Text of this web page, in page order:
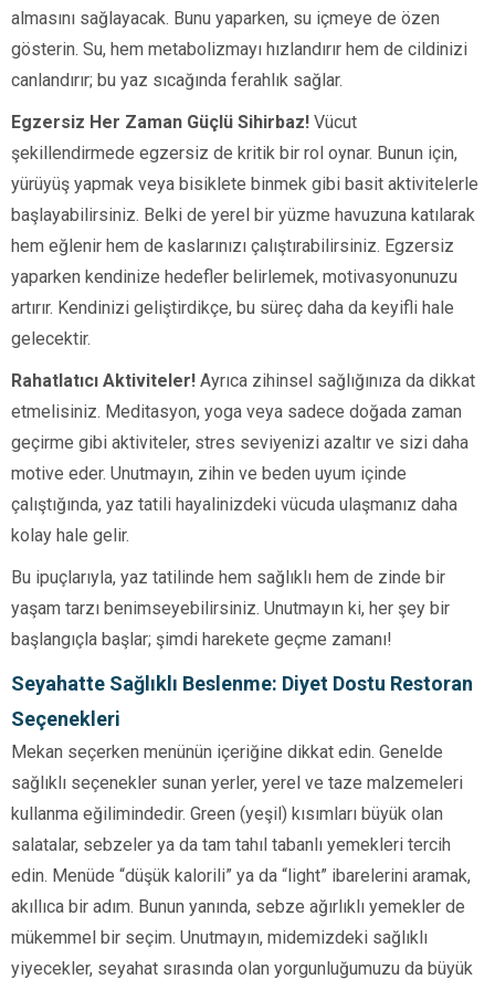
almasını sağlayacak. Bunu yaparken, su içmeye de özen
gösterin. Su, hem metabolizmayı hızlandırır hem de cildinizi
canlandırır; bu yaz sıcağında ferahlık sağlar.
Egzersiz Her Zaman Güçlü Sihirbaz! Vücut
şekillendirmede egzersiz de kritik bir rol oynar. Bunun için,
yürüyüş yapmak veya bisiklete binmek gibi basit aktivitelerle
başlayabilirsiniz. Belki de yerel bir yüzme havuzuna katılarak
hem eğlenir hem de kaslarınızı çalıştırabilirsiniz. Egzersiz
yaparken kendinize hedefler belirlemek, motivasyonunuzu
artırır. Kendinizi geliştirdikçe, bu süreç daha da keyifli hale
gelecektir.
Rahatlatıcı Aktiviteler! Ayrıca zihinsel sağlığınıza da dikkat
etmelisiniz. Meditasyon, yoga veya sadece doğada zaman
geçirme gibi aktiviteler, stres seviyenizi azaltır ve sizi daha
motive eder. Unutmayın, zihin ve beden uyum içinde
çalıştığında, yaz tatili hayalinizdeki vücuda ulaşmanız daha
kolay hale gelir.
Bu ipuçlarıyla, yaz tatilinde hem sağlıklı hem de zinde bir
yaşam tarzı benimseyebilirsiniz. Unutmayın ki, her şey bir
başlangıçla başlar; şimdi harekete geçme zamanı!
Seyahatte Sağlıklı Beslenme: Diyet Dostu Restoran
Seçenekleri
Mekan seçerken menünün içeriğine dikkat edin. Genelde
sağlıklı seçenekler sunan yerler, yerel ve taze malzemeleri
kullanma eğilimindedir. Green (yeşil) kısımları büyük olan
salatalar, sebzeler ya da tam tahıl tabanlı yemekleri tercih
edin. Menüde “düşük kalorili” ya da “light” ibarelerini aramak,
akıllıca bir adım. Bunun yanında, sebze ağırlıklı yemekler de
mükemmel bir seçim. Unutmayın, midemizdeki sağlıklı
yiyecekler, seyahat sırasında olan yorgunluğumuzu da büyük